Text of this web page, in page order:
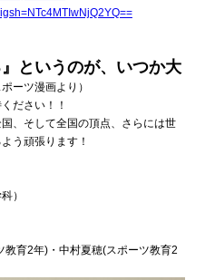
というのが、いつか大
ポーツ漫画より）
ださい！！
、そして全国の頂点、さらには世
う頑張ります！
）
教育2年)・中村夏穂(スポーツ教育2